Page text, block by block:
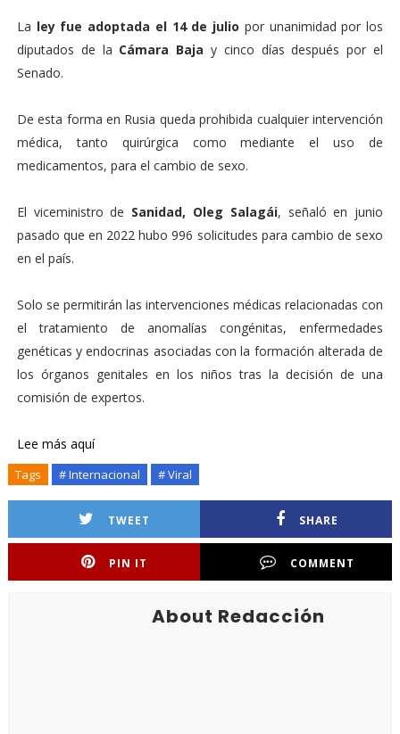
La ley fue adoptada el 14 de julio por unanimidad por los
diputados de la Cámara Bajay cinco días después por el
Senado.
De esta forma en Rusia queda prohibida cualquier intervención
médica, tanto quirúrgica como mediante el uso de
medicamentos, para el cambio de sexo.
El viceministro de Sanidad, Oleg Salagái, señaló en junio
pasado que en 2022 hubo 996 solicitudes para cambio de sexo
en el país.
Solo se permitirán las intervenciones médicas relacionadas con
el tratamiento de anomalías congénitas, enfermedades
genéticas y endocrinas asociadas con la formación alterada de
los órganos genitales en los niños tras la decisión de una
comisión de expertos.
Lee más aquí
Tags # Internacional # Viral
TWEET SHARE
PIN IT COMMENT
About Redacción